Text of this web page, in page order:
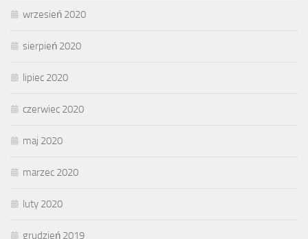
wrzesień 2020
sierpień 2020
lipiec 2020
czerwiec 2020
maj 2020
marzec 2020
luty 2020
grudzień 2019